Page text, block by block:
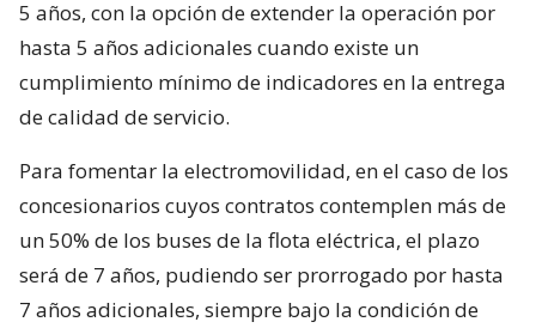
5 años, con la opción de extender la operación por
hasta 5 años adicionales cuando existe un
cumplimiento mínimo de indicadores en la entrega
de calidad de servicio.
Para fomentar la electromovilidad, en el caso de los
concesionarios cuyos contratos contemplen más de
un 50% de los buses de la flota eléctrica, el plazo
será de 7 años, pudiendo ser prorrogado por hasta
7 años adicionales, siempre bajo la condición de